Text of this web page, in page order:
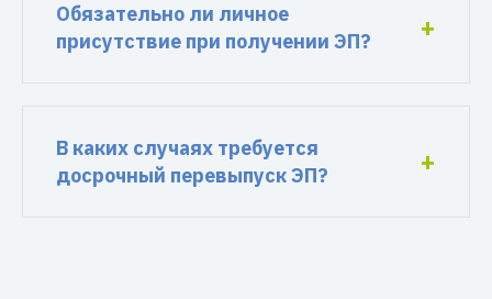
Обязательно ли личное
присутствие при получении ЭП?
В каких случаях требуется
досрочный перевыпуск ЭП?